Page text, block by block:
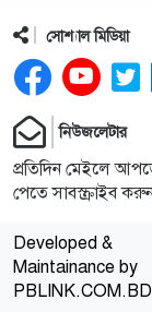
সভা
১২
দোহারে
১৩
অরুণাচল
১৪
সোশ্যাল মিডিয়া
নিউজলেটার
প্রতিদিন মেইলে
পেতে সাবস্ক্রাইব
Developed &
Maintainance by
PBLINK.COM.BD